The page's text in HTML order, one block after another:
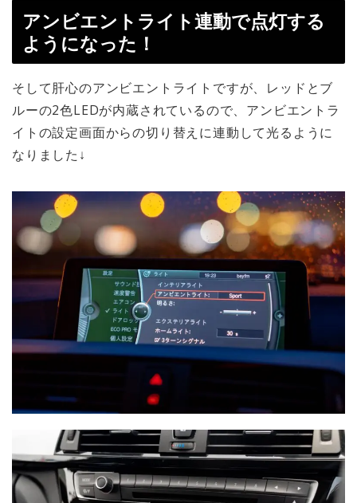
アンビエントライト連動で点灯する
ようになった！
そして肝心のアンビエントライトですが、レッドとブ
ルーの2色LEDが内蔵されているので、アンビエントラ
イトの設定画面からの切り替えに連動して光るように
なりました↓